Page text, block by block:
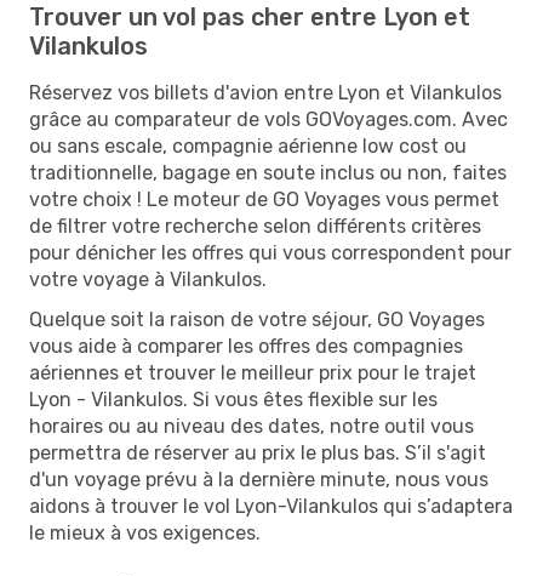
Trouver un vol pas cher entre Lyon et
Vilankulos
Réservez vos billets d'avion entre Lyon et Vilankulos
grâce au comparateur de vols GOVoyages.com. Avec
ou sans escale, compagnie aérienne low cost ou
traditionnelle, bagage en soute inclus ou non, faites
votre choix ! Le moteur de GO Voyages vous permet
de filtrer votre recherche selon différents critères
pour dénicher les offres qui vous correspondent pour
votre voyage à Vilankulos.
Quelque soit la raison de votre séjour, GO Voyages
vous aide à comparer les offres des compagnies
aériennes et trouver le meilleur prix pour le trajet
Lyon - Vilankulos. Si vous êtes flexible sur les
horaires ou au niveau des dates, notre outil vous
permettra de réserver au prix le plus bas. S’il s'agit
d'un voyage prévu à la dernière minute, nous vous
aidons à trouver le vol Lyon-Vilankulos qui s’adaptera
le mieux à vos exigences.